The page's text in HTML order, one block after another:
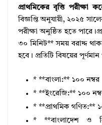
প্রাথমিকের বৃত্তি পরীক্ষা
বিজ্ঞপ্তি অনুযায়ী, ২০২৫
পরীক্ষা অনুষ্ঠিত হতে
৩০ মিনিট** সময় বরাদ্দ
হবে। প্রতিটি বিষয়ের
* **বাংলা:** ১০০ নম্বর
* **ইংরেজি:** ১০০
* **প্রাথমিক গণিত:**
* **বাংলাদেশ ও